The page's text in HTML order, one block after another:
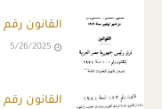
القانون رقم 100 لسنة 1971 - قانون المخابرات العامة
5/26/2025